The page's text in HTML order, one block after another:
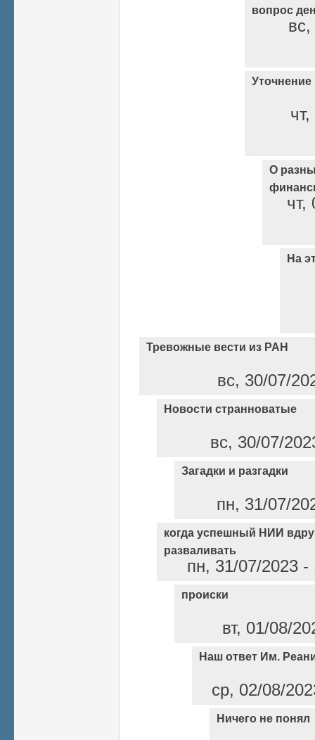
вопрос
Уточнение
О
чт,
На
Тревожные вести из РАН
вс, 30/07/
Новости странноватые
вс, 30/07/
Загадки и разгадки
пн, 31/07/
когда успешный НИИ
разваливать
пн, 31/07/2023
происки
вт, 01/08/
Наш ответ Им.
ср, 02/08/
Ничего не понял